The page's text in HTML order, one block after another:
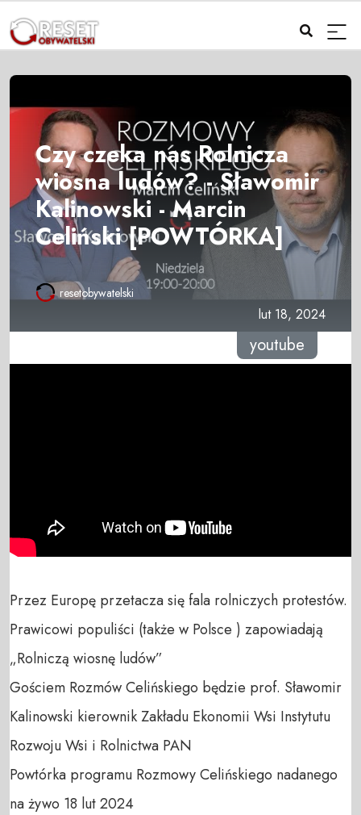
Czy czeka nas Rolnicza
wiosna ludów? - Sławomir
Kalinowski - Marcin
Celiński [POWTÓRKA]
resetobywatelski
lut 18, 2024
youtube
Przez Europę przetacza się fala rolniczych protestów.
Prawicowi populiści (także w Polsce ) zapowiadają
„Rolniczą wiosnę ludów”
Gościem Rozmów Celińskiego będzie prof. Sławomir
Kalinowski kierownik Zakładu Ekonomii Wsi Instytutu
Rozwoju Wsi i Rolnictwa PAN
Powtórka programu Rozmowy Celińskiego nadanego
na żywo 18 lut 2024